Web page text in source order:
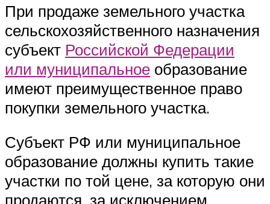
При продаже земельного участка
сельскохозяйственного назначения
субъект Российской Федерации
или муниципальное образование
имеют преимущественное право
покупки земельного участка.
Субъект РФ или муниципальное
образование должны купить такие
участки по той цене, за которую они
продаются, за исключением